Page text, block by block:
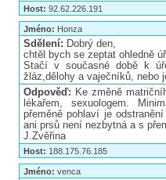
Host: 92.62.226.191
Jméno: Honza
Sdělení: Dobrý den,
chtěl bych se zeptat ohledně
Stačí v současné době k
žláz,dělohy a vaječníků, nebo
Odpověď: Ke změně
lékařem, sexuologem.
přeměně pohlaví je
ani prsů není nezbytná a s
J.Zvěřina
Host: 188.175.76.185
Jméno: venca